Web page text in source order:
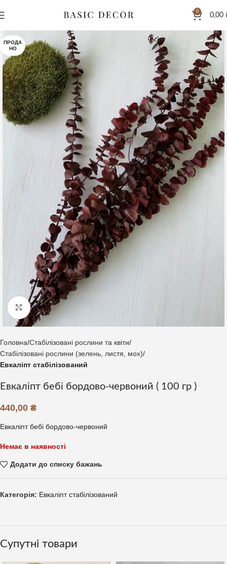
0
0,00
ПРОДА
НО
Клацніть, щоб збільшити
Головна Стабілізовані рослини та квіти
Стабілізовані рослини (зелень, листя, мох)
Евкаліпт стабілізований
Евкаліпт бебі бордово-червоний ( 100 гр )
440,00 ₴
Евкаліпт бебі бордово-червоний
Немає в наявності
Додати до списку бажань
Категорія: Евкаліпт стабілізований
Супутні товари